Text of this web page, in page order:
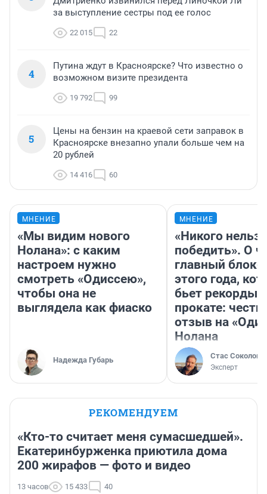
за выступление сестры под ее голос
22 015 22
4
Путина ждут в Красноярске? Что известно о
возможном визите президента
19 792 99
5
Цены на бензин на краевой сети заправок в
Красноярске внезапно упали больше чем на
20 рублей
14 416 60
МНЕНИЕ
«Мы видим нового
Нолана»: с каким
настроем нужно
смотреть «Одиссею»,
чтобы она не
выглядела как фиаско
Надежда Губарь
МНЕНИЕ
«Никого нельзя
победить». О
главный
этого года,
бьет рекорды в
прокате:
отзыв на
Нолана
Стас Соколов
Эксперт
РЕКОМЕНДУЕМ
«Кто-то считает меня сумасшедшей».
Екатеринбурженка приютила дома
200 жирафов — фото и видео
13 часов 15 433 40